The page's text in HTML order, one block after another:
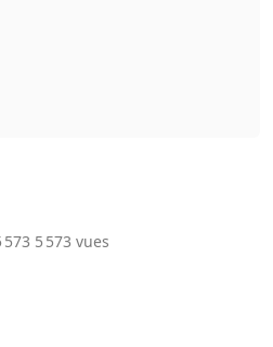
5 573 vues